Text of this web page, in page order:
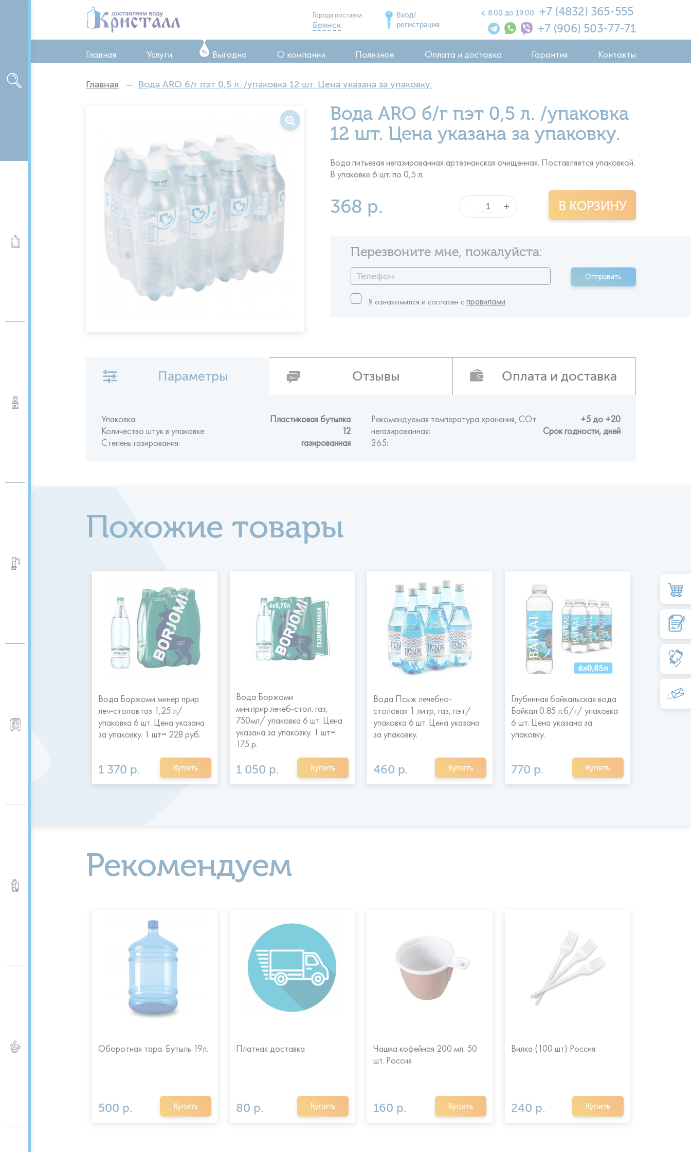
Города поставки
Брянск
Сельцо
Почеп
Клинцы
Вход/
регистрация
с 8:00 до 19:00
+7 (4832) 365-555
+7 (906) 503-77-71
Главная Услуги
Доставка питьевой воды
Выгодно О компании Полезное Оплата и доставка Гарантия Контакты
Пурифайеры, фильтры
Главная Вода ARO б/г пэт 0,5 л. /упаковка 12 шт. Цена указана за упаковку.
Вода ARO б/г пэт 0,5 л. /упаковка
12 шт. Цена указана за упаковку.
Вода питьевая негазированная артезианская очищенная. Поставляется упаковкой.
В упаковке 6 шт. по 0,5 л.
368 р. В КОРЗИНУ
— +
Перезвоните мне, пожалуйста:
Отправить
Я ознакомился и согласен c
Параметры Отзывы Оплата и доставка
Упаковка:
Пластиковая бутылка
Количество штук в упаковке:
12
Степень газирования:
газированная
Рекомендуемая температура хранения, CОт:
+5 до +20
Срок годности, дней
365:
Похожие товары
за упаковку
Вода Боржоми минер прир
леч-столов газ 1,25 л/
упаковка 6 шт. Цена указана
за упаковку. 1 шт= 228 руб.
1 370 р. Купить
Вода Боржоми
мин.прир.лечеб-стол. газ,
750мл/ упаковка 6 шт. Цена
указана за упаковку. 1 шт=
175 р.
1 050 р. Купить
Вода Псыж лечебно-
столовая 1 литр, газ, пэт/
упаковка 6 шт. Цена указана
460 р. Купить
Глубинная байкальская вода
Байкал 0.85 л.б/г/ упаковка
6 шт. Цена указана за
770 р. Купить
Рекомендуем
с ручками Оборотная тара. Бутыль 19л.
500 р. Купить
Платная доставка
80 р. Купить
Чашка кофейная 200 мл. 50
шт. Россия
160 р. Купить
Вилка (100 шт) Россия
240 р. Купить